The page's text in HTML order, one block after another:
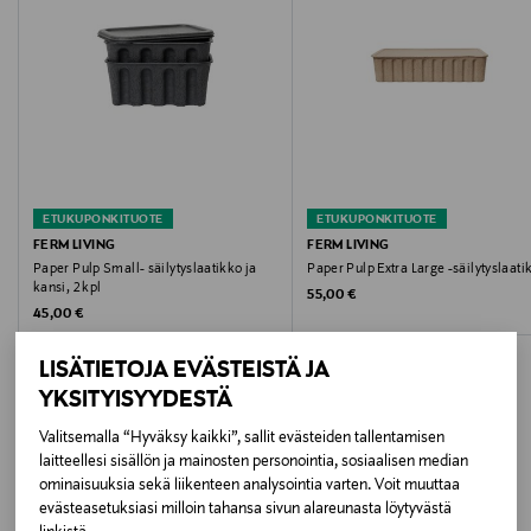
LISÄTIETOJA EVÄSTEISTÄ JA
YKSITYISYYDESTÄ
Valitsemalla “Hyväksy kaikki”, sallit evästeiden tallentamisen
laitteellesi sisällön ja mainosten personointia, sosiaalisen median
ominaisuuksia sekä liikenteen analysointia varten. Voit muuttaa
evästeasetuksiasi milloin tahansa sivun alareunasta löytyvästä
Hoito-ohjeet
Pyyhitään puhtaaksi kostealla liinalla.
Väri
CHARCOAL
Koko
H: 15 x W: 42 x D: 65 cm CM
Valmistusmaa
Kiina
ETUKUPONKITUOTE
FERM LIVING
Paper Pulp Small- säilytyslaatikko ja
kansi, 2 kpl
Original Price
45,00 €
ETUKUPONKITUOTE
FERM LIVING
Paper Pulp Extra Large -
Original Price
55,00 €
LISÄÄ KIINNOSTAVIA